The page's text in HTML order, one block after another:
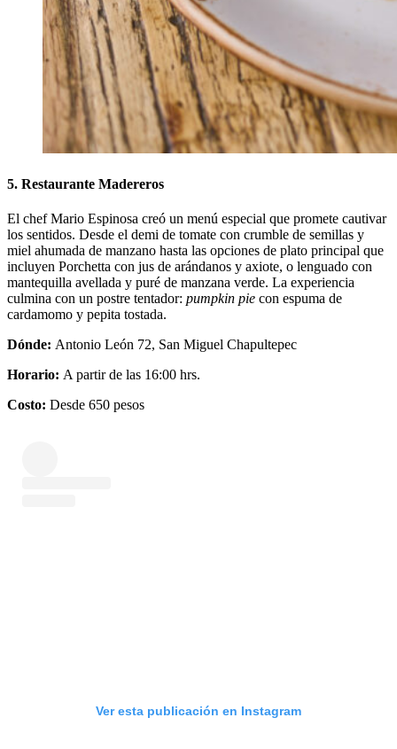
5. Restaurante Madereros
El chef Mario Espinosa creó un menú especial que promete cautivar
los sentidos. Desde el demi de tomate con crumble de semillas y
miel ahumada de manzano hasta las opciones de plato principal que
incluyen Porchetta con jus de arándanos y axiote, o lenguado con
mantequilla avellada y puré de manzana verde. La experiencia
culmina con un postre tentador: pumpkin pie con espuma de
cardamomo y pepita tostada.
Dónde: Antonio León 72, San Miguel Chapultepec
Horario: A partir de las 16:00 hrs.
Costo: Desde 650 pesos
Ver esta publicación en Instagram